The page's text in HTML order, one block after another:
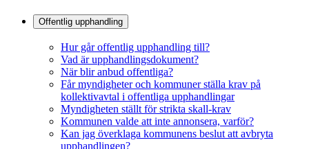
Offentlig upphandling
Hur går offentlig upphandling till?
Vad är upphandlingsdokument?
När blir anbud offentliga?
Får myndigheter och kommuner ställa krav på
kollektivavtal i offentliga upphandlingar
Myndigheten ställt för strikta skall-krav
Kommunen valde att inte annonsera, varför?
Kan jag överklaga kommunens beslut att avbryta
upphandlingen?